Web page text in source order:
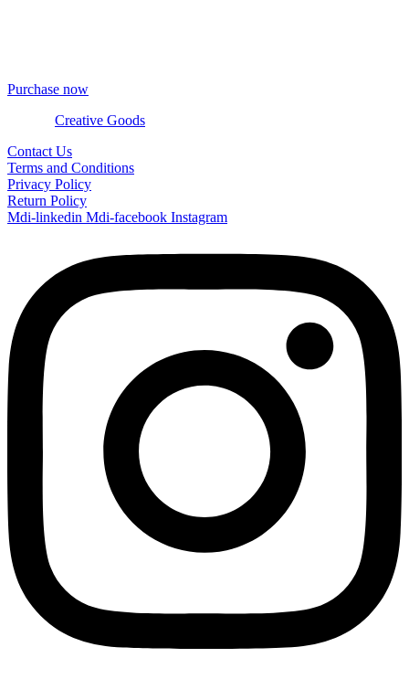
Purchase now
Creative Goods
Contact Us
Terms and Conditions
Privacy Policy
Return Policy
Mdi-linkedin Mdi-facebook Instagram